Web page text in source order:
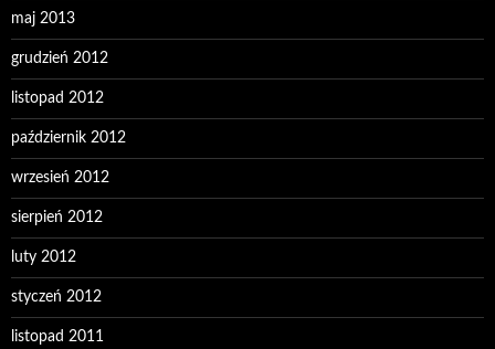
maj 2013
grudzień 2012
listopad 2012
październik 2012
wrzesień 2012
sierpień 2012
luty 2012
styczeń 2012
listopad 2011